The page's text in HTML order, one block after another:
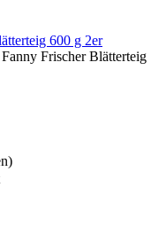
600 g 2er
Frischer Blätterteig